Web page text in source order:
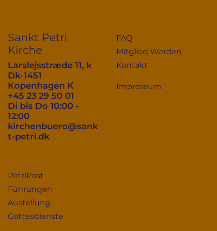
Sankt Petri
Kirche
Larslejsstræde 11, k
Dk-1451
Kopenhagen K
+45 23 29 50 01
Di bis Do 10:00 -
12:00
kirchenbuero@sank
t-petri.dk
FAQ
Mitglied Werden
Kontakt
Impressum
PetriPost
Führungen
Austellung
Gottesdienste